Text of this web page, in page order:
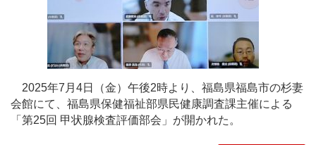
2025年7月4日（金）午後2時より、福島県福島市の杉妻
会館にて、福島県保健福祉部県民健康調査課主催による
「第25回 甲状腺検査評価部会」が開かれた。